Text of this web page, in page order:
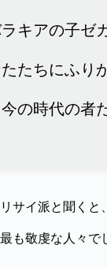
キアの子ゼ
たちにふり
の時代の者
サイ派と聞くと
も敬虔な人々で